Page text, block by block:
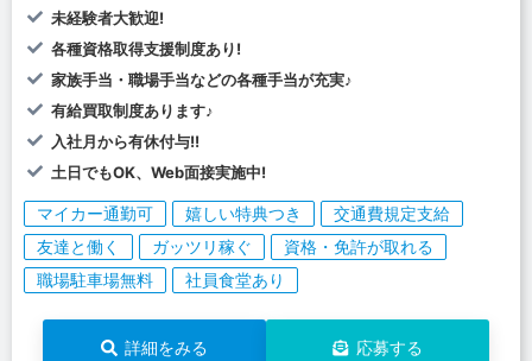
未経験者大歓迎!
各種資格取得支援制度あり!
家族手当・職場手当などの各種手当が充実♪
有給買取制度あります♪
入社月から有休付与!!
土日でもOK、Web面接実施中!
マイカー通勤可 嬉しい特典つき
交通費規定支給
友達と働く
ガッツリ稼ぐ
資格・免許が取れる
職場駐車場無料
社員食堂あり
詳細をみる 応募する